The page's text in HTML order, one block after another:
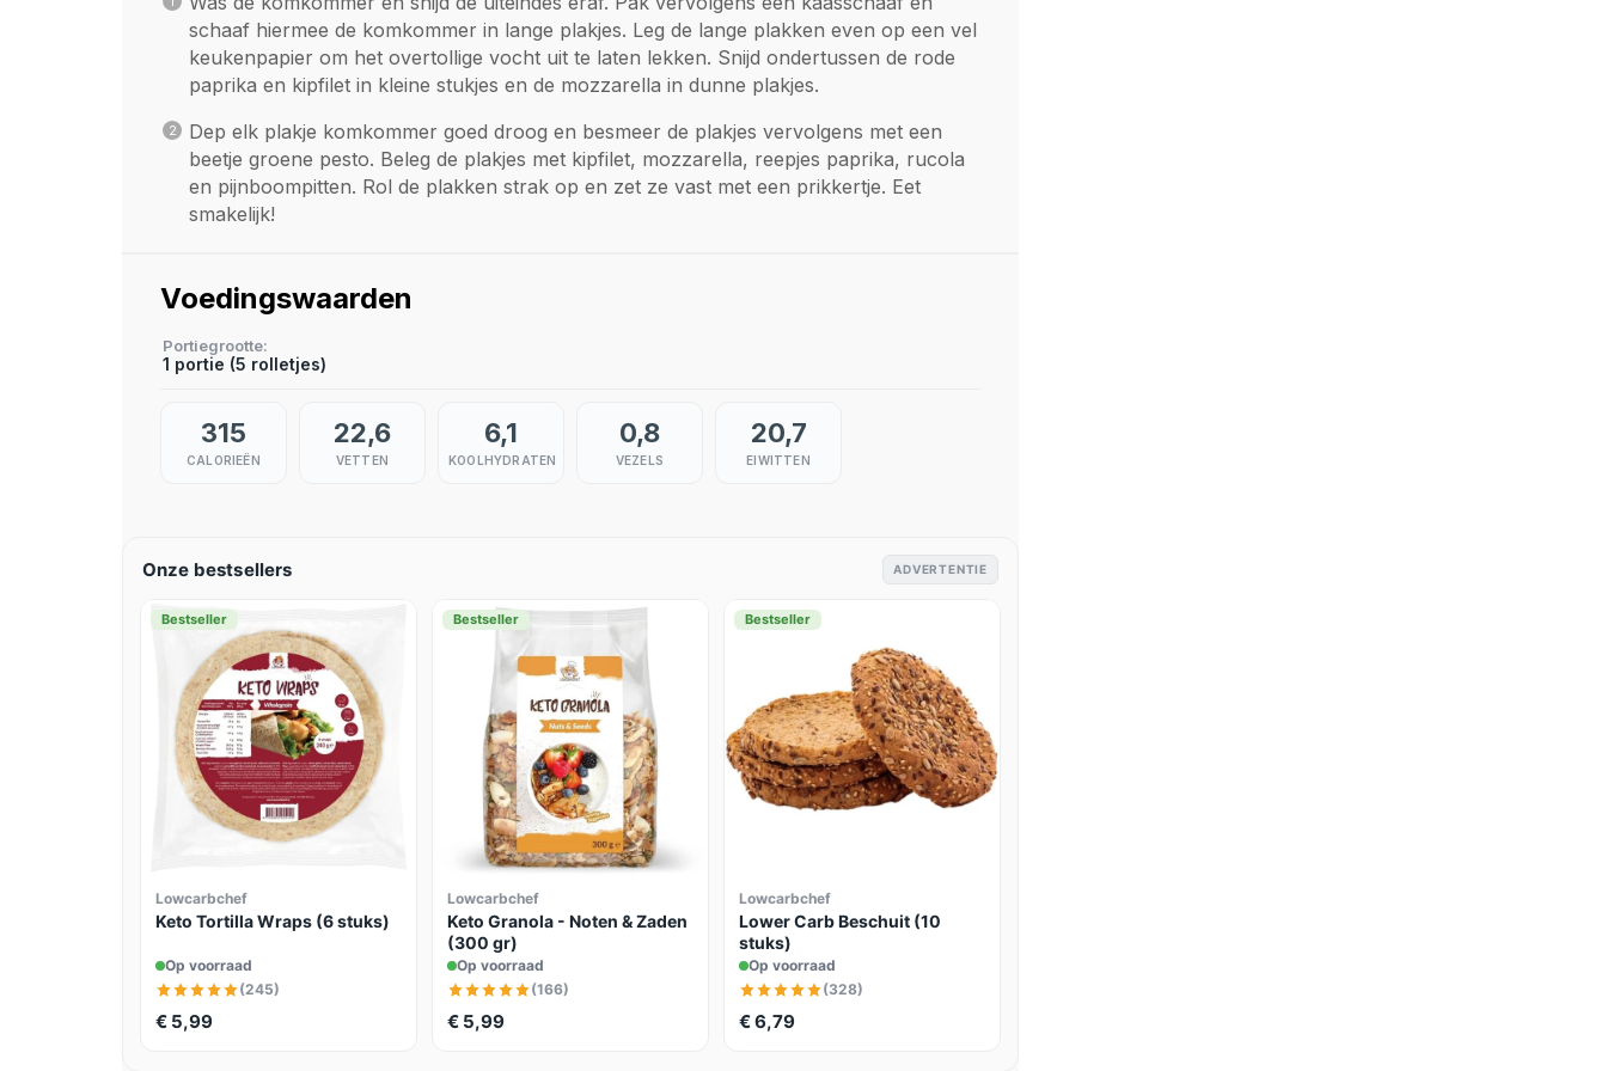
schaaf hiermee de komkommer in lange plakjes. Leg de lange plakken even op een vel
keukenpapier om het overtollige vocht uit te laten lekken. Snijd ondertussen de rode
paprika en kipfilet in kleine stukjes en de mozzarella in dunne plakjes.
Dep elk plakje komkommer goed droog en besmeer de plakjes vervolgens met een
beetje groene pesto. Beleg de plakjes met kipfilet, mozzarella, reepjes paprika, rucola
en pijnboompitten. Rol de plakken strak op en zet ze vast met een prikkertje. Eet
smakelijk!
Voedingswaarden
Portiegrootte
1 portie (5 rolletjes)
315
CALORIEËN
22,6
VETTEN
6,1
KOOLHYDRATEN
0,8
VEZELS
20,7
EIWITTEN
Onze bestsellers ADVERTENTIE
Bestseller
Lowcarbchef
Keto Tortilla Wraps (6 stuks)
Op voorraad
(245)
€ 5,99
Bestseller
Lowcarbchef
Keto Granola - Noten & Zaden
(300 gr)
Op voorraad
(166)
€ 5,99
Bestseller
Lowcarbchef
Lower Carb Beschuit (10
stuks)
Op voorraad
(328)
€ 6,79